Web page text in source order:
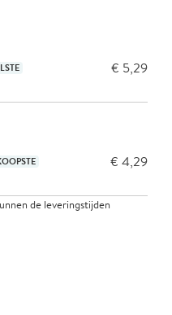
€ 5,29
€ 4,29
de leveringstijden